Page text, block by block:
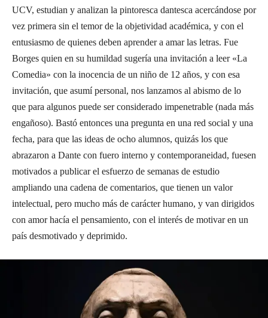
UCV, estudian y analizan la pintoresca dantesca acercándose por
vez primera sin el temor de la objetividad académica, y con el
entusiasmo de quienes deben aprender a amar las letras. Fue
Borges quien en su humildad sugería una invitación a leer «La
Comedia» con la inocencia de un niño de 12 años, y con esa
invitación, que asumí personal, nos lanzamos al abismo de lo
que para algunos puede ser considerado impenetrable (nada más
engañoso). Bastó entonces una pregunta en una red social y una
fecha, para que las ideas de ocho alumnos, quizás los que
abrazaron a Dante con fuero interno y contemporaneidad, fuesen
motivados a publicar el esfuerzo de semanas de estudio
ampliando una cadena de comentarios, que tienen un valor
intelectual, pero mucho más de carácter humano, y van dirigidos
con amor hacía el pensamiento, con el interés de motivar en un
país desmotivado y deprimido.